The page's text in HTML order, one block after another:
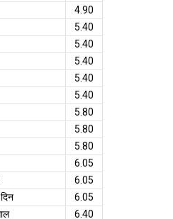
4.90
5.40
5.40
5.40
5.40
5.40
5.80
5.80
5.80
6.05
6.05
6.05
6.40